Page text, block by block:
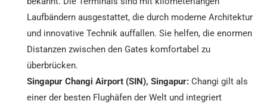
Laufbändern ausgestattet, die durch moderne Architektur
und innovative Technik auffallen. Sie helfen, die enormen
Distanzen zwischen den Gates komfortabel zu
überbrücken.
Singapur Changi Airport (SIN), Singapur: Changi gilt als
einer der besten Flughäfen der Welt und integriert